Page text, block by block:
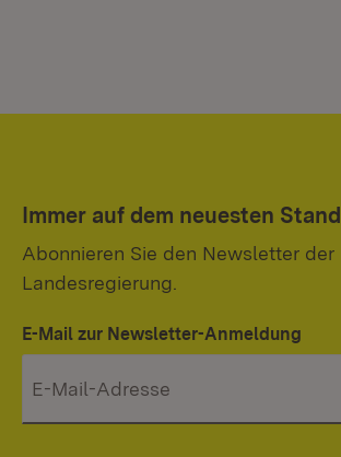
Immer auf dem neuesten Stand
Abonnieren Sie den Newsletter der
Landesregierung.
E-Mail zur Newsletter-Anmeldung